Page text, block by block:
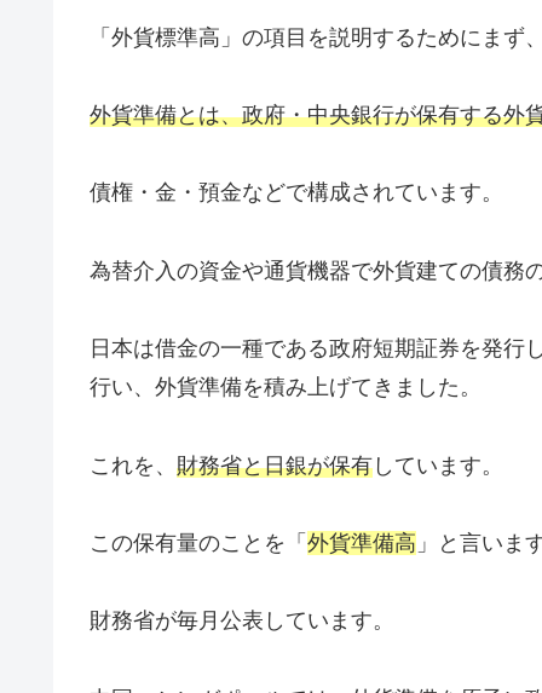
「外貨標準高」の項目を説明するためにまず
外貨準備とは、政府・中央銀行が保有する外
債権・金・預金などで構成されています。
為替介入の資金や通貨機器で外貨建ての債務
日本は借金の一種である政府短期証券を発
行い、外貨準備を積み上げてきました。
これを、 財務省と日銀が保有 しています。
この保有量のことを「 外貨準備高 」と言いま
財務省が毎月公表しています。